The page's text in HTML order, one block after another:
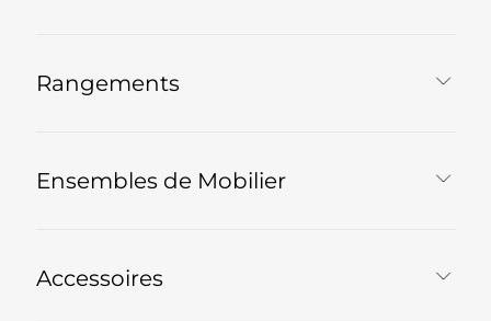
Rangements
Ensembles de Mobilier
Accessoires